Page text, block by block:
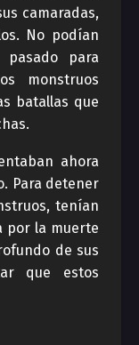
camaradas,
No podían
para
monstruos
batallas que
ahora
Para detener
tenían
por la muerte
de sus
que estos